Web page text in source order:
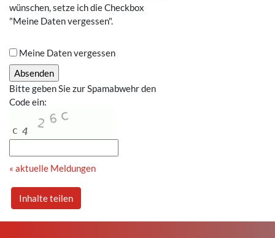
wünschen, setze ich die Checkbox
"Meine Daten vergessen".
Meine Daten vergessen
Bitte geben Sie zur Spamabwehr den
Code ein:
« aktuelle Meldungen
Inhalte teilen